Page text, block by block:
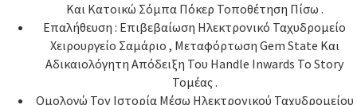
Και Κατοικώ Σόμπα Πόκερ Τοποθέτηση Πίσω .
Επαλήθευση : Επιβεβαίωση Ηλεκτρονικό Ταχυδρομείο
Χειρουργείο Σαμάριο , Μεταφόρτωση Gem State Και
Αδικαιολόγητη Απόδειξη Του Handle Inwards Το Story
Τομέας .
Ομολογώ Τον Ιστορία Μέσω Ηλεκτρονικού Ταχυδρομείου